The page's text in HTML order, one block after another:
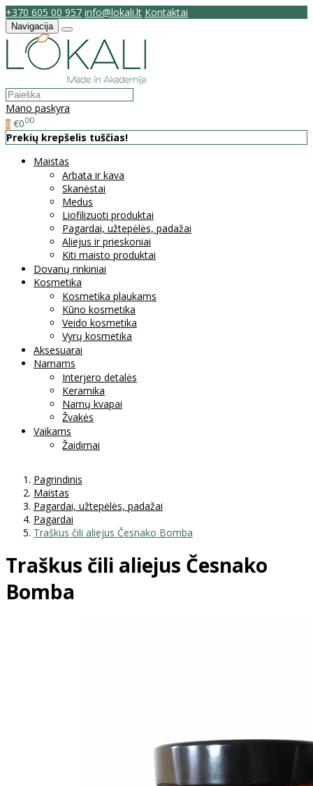
+370 605 00 957 info@lokali.lt Kontaktai
Navigacija
Mano paskyra
0 €000
Prekių krepšelis tuščias!
Maistas
Arbata ir kava
Skanėstai
Medus
Liofilizuoti produktai
Pagardai, užtepėlės, padažai
Aliejus ir prieskoniai
Kiti maisto produktai
Dovanų rinkiniai
Kosmetika
Kosmetika plaukams
Kūno kosmetika
Veido kosmetika
Vyrų kosmetika
Aksesuarai
Namams
Interjero detalės
Keramika
Namų kvapai
Žvakės
Vaikams
Žaidimai
Pagrindinis
Maistas
Pagardai, užtepėlės, padažai
Pagardai
Traškus čili aliejus Česnako Bomba
Traškus čili aliejus Česnako
Bomba